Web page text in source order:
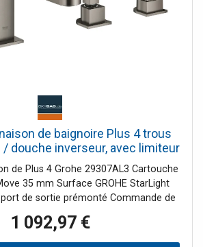
de baignoire Plus 4 trous
/ douche inverseur, avec limiteur
graphite dur brossé
de Plus 4 Grohe 29307AL3 Cartouche
35 mm Surface GROHE StarLight
de sortie prémonté Commande de
Euphoria Cube 6 6 l / min Flexible de
2000 mm tuyaux de raccordement
1 092,97 €